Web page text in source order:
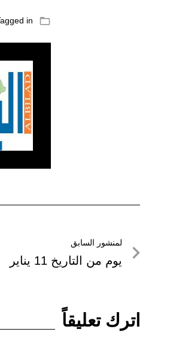
folder_open
in:
تصفّح
المقالات
لمنشور السابق
لمنشور
يوم من التاريخ 11 يناير
اترك تعليقاً